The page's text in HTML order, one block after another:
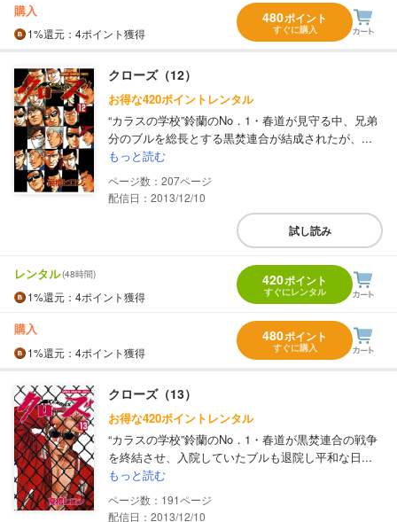
購入
1%還元 ：4ポイント獲得
480ポイント
すぐに購入
クローズ（12）
お得な420ポイントレンタル
“カラスの学校”鈴蘭のNo．1・春道が見守る中、兄弟
分のブルを総長とする黒焚連合が結成されたが、...
もっと読む
207
配信日：2013/12/10
試し読み
レンタル(48時間)
1%還元 ：4ポイント獲得
420ポイント
すぐにレンタル
購入
1%還元 ：4ポイント獲得
480ポイント
すぐに購入
クローズ（13）
お得な420ポイントレンタル
“カラスの学校”鈴蘭のNo．1・春道が黒焚連合の戦争
を終結させ、入院していたブルも退院し平和な日...
もっと読む
191
配信日：2013/12/10